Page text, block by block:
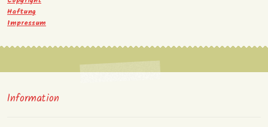
Haftung
Impressum
Information